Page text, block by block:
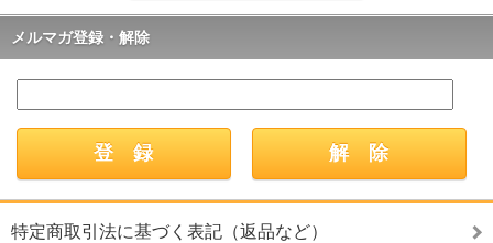
メルマガ登録・解除
特定商取引法に基づく表記（返品など）